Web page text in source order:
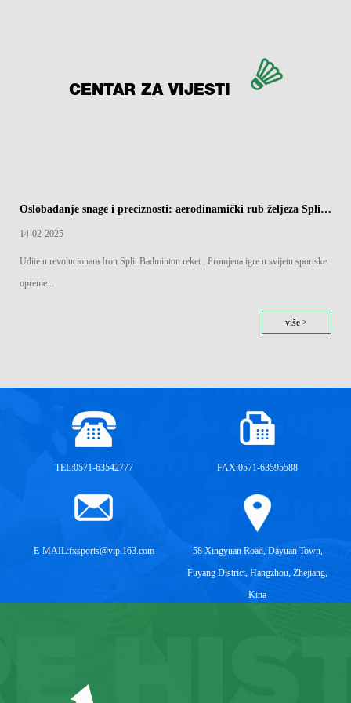
CENTAR ZA VIJESTI
Oslobađanje snage i preciznosti: aerodinamički rub željeza Split Badminton reketi
14-02-2025
Uđite u revolucionara Iron Split Badminton reket , Promjena igre u svijetu sportske
opreme...
više >
TEL:0571-63542777 FAX:0571-63595588
E-MAIL:fxsports@vip.163.com
58 Xingyuan Road, Dayuan Town,
Fuyang District, Hangzhou, Zhejiang,
Kina